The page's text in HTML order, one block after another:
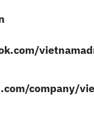
company/